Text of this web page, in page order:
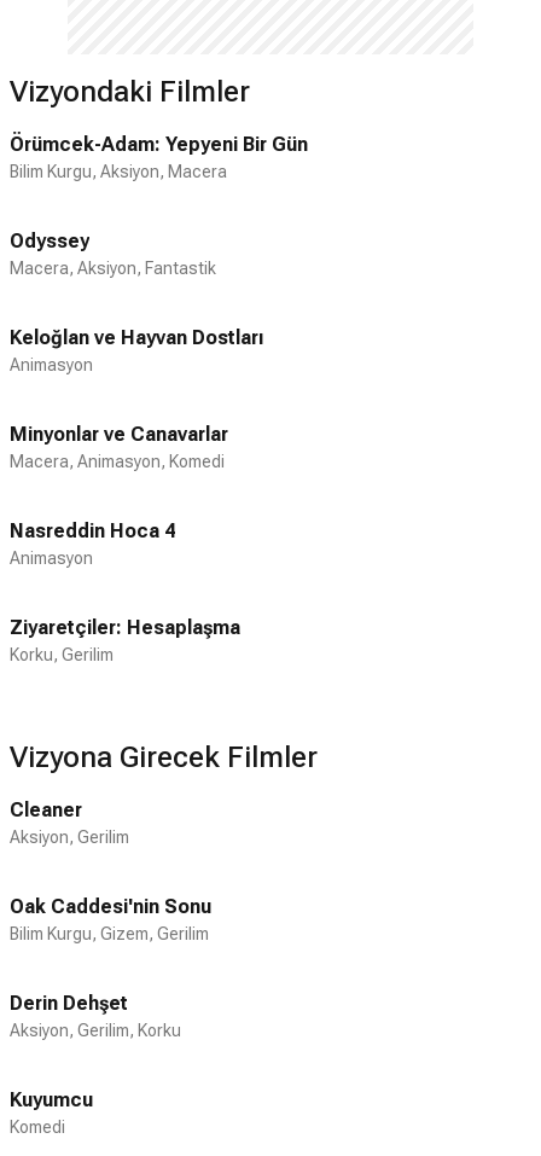
Vizyondaki Filmler
Örümcek-Adam: Yepyeni Bir Gün
Bilim Kurgu, Aksiyon, Macera
Odyssey
Macera, Aksiyon, Fantastik
Keloğlan ve Hayvan Dostları
Animasyon
Minyonlar ve Canavarlar
Macera, Animasyon, Komedi
Nasreddin Hoca 4
Animasyon
Ziyaretçiler: Hesaplaşma
Korku, Gerilim
Vizyona Girecek Filmler
Cleaner
Aksiyon, Gerilim
Oak Caddesi'nin Sonu
Bilim Kurgu, Gizem, Gerilim
Derin Dehşet
Aksiyon, Gerilim, Korku
Kuyumcu
Komedi